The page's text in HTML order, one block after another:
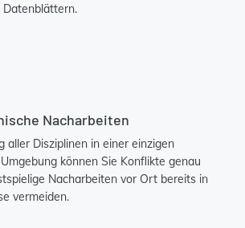
Datenblättern.
Nacharbeiten
aller Disziplinen in einer einzigen
können Sie Konflikte genau
Nacharbeiten vor Ort bereits in
vermeiden.